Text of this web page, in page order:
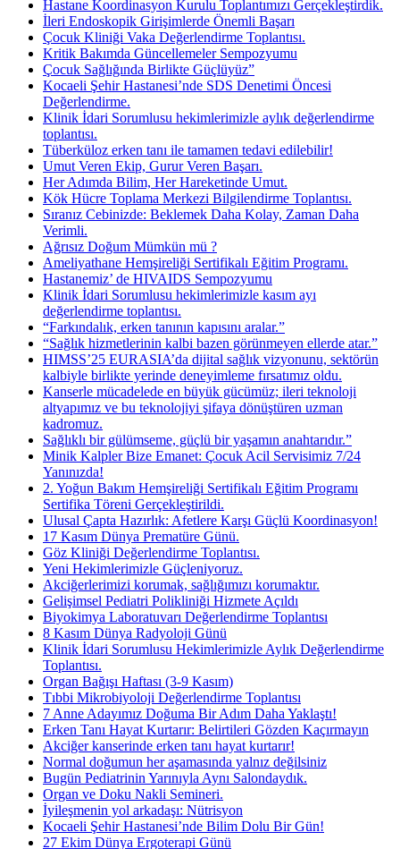
Hastane Koordinasyon Kurulu Toplantımızı Gerçekleştirdik.
İleri Endoskopik Girişimlerde Önemli Başarı
Çocuk Kliniği Vaka Değerlendirme Toplantısı.
Kritik Bakımda Güncellemeler Sempozyumu
Çocuk Sağlığında Birlikte Güçlüyüz”
Kocaeli Şehir Hastanesi’nde SDS Denetimi Öncesi
Değerlendirme.
Klinik İdari Sorumlusu hekimlerimizle aylık değerlendirme
toplantısı.
Tüberküloz erken tanı ile tamamen tedavi edilebilir!
Umut Veren Ekip, Gurur Veren Başarı.
Her Adımda Bilim, Her Hareketinde Umut.
Kök Hücre Toplama Merkezi Bilgilendirme Toplantısı.
Sıranız Cebinizde: Beklemek Daha Kolay, Zaman Daha
Verimli.
Ağrısız Doğum Mümkün mü ?
Ameliyathane Hemşireliği Sertifikalı Eğitim Programı.
Hastanemiz’ de HIVAIDS Sempozyumu
Klinik İdari Sorumlusu hekimlerimizle kasım ayı
değerlendirme toplantısı.
“Farkındalık, erken tanının kapısını aralar.”
“Sağlık hizmetlerinin kalbi bazen görünmeyen ellerde atar.”
HIMSS’25 EURASIA’da dijital sağlık vizyonunu, sektörün
kalbiyle birlikte yerinde deneyimleme fırsatımız oldu.
Kanserle mücadelede en büyük gücümüz; ileri teknoloji
altyapımız ve bu teknolojiyi şifaya dönüştüren uzman
kadromuz.
Sağlıklı bir gülümseme, güçlü bir yaşamın anahtarıdır.”
Minik Kalpler Bize Emanet: Çocuk Acil Servisimiz 7/24
Yanınızda!
2. Yoğun Bakım Hemşireliği Sertifikalı Eğitim Programı
Sertifika Töreni Gerçekleştirildi.
Ulusal Çapta Hazırlık: Afetlere Karşı Güçlü Koordinasyon!
17 Kasım Dünya Prematüre Günü.
Göz Kliniği Değerlendirme Toplantısı.
Yeni Hekimlerimizle Güçleniyoruz.
Akciğerlerimizi korumak, sağlığımızı korumaktır.
Gelişimsel Pediatri Polikliniği Hizmete Açıldı
Biyokimya Laboratuvarı Değerlendirme Toplantısı
8 Kasım Dünya Radyoloji Günü
Klinik İdari Sorumlusu Hekimlerimizle Aylık Değerlendirme
Toplantısı.
Organ Bağışı Haftası (3-9 Kasım)
Tıbbi Mikrobiyoloji Değerlendirme Toplantısı
7 Anne Adayımız Doğuma Bir Adım Daha Yaklaştı!
Erken Tanı Hayat Kurtarır: Belirtileri Gözden Kaçırmayın
Akciğer kanserinde erken tanı hayat kurtarır!
Normal doğumun her aşamasında yalnız değilsiniz
Bugün Pediatrinin Yarınıyla Aynı Salondaydık.
Organ ve Doku Nakli Semineri.
İyileşmenin yol arkadaşı: Nütrisyon
Kocaeli Şehir Hastanesi’nde Bilim Dolu Bir Gün!
27 Ekim Dünya Ergoterapi Günü